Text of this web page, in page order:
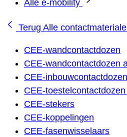
Alle e-mobility
Terug Alle
CEE-wandcontactdozen
CEE-wandcontactdozen
CEE-inbouwcontactdozen
CEE-
CEE-stekers
CEE-koppelingen
CEE-fasenwisselaars